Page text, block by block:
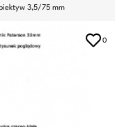
3,5/75 mm
0